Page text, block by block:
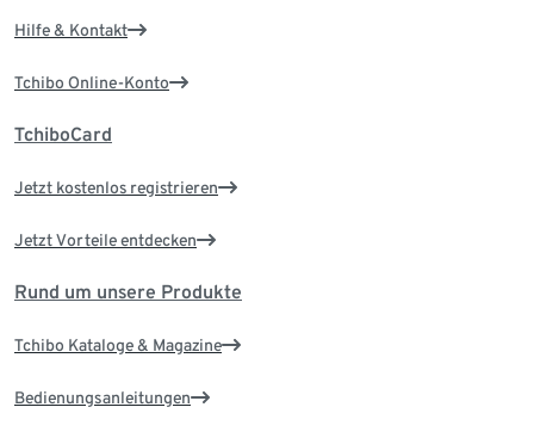
Hilfe & Kontakt
Tchibo Online-Konto
TchiboCard
Jetzt kostenlos registrieren
Jetzt Vorteile entdecken
Rund um unsere Produkte
Tchibo Kataloge & Magazine
Bedienungsanleitungen